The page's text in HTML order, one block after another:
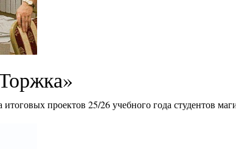
проектов 25/26 учебного года студентов